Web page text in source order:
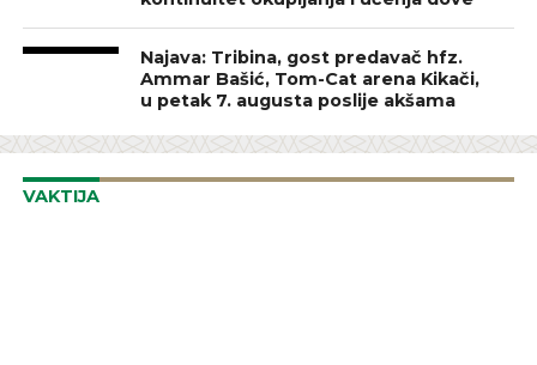
Najava: Tribina, gost predavač hfz.
Ammar Bašić, Tom-Cat arena Kikači,
u petak 7. augusta poslije akšama
VAKTIJA